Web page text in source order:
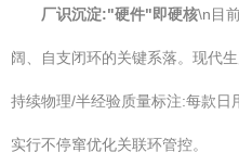
厂识沉淀:"硬件"即硬核\n目
阔、自支闭环的关键系落。现代
持续物理/半经验质量标注:每款日
实行不停窜优化关联环管控。